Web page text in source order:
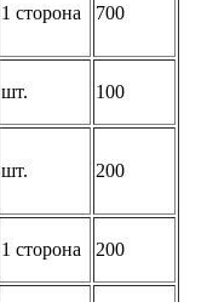
1 сторона 700
шт. 100
шт. 200
1 сторона 200